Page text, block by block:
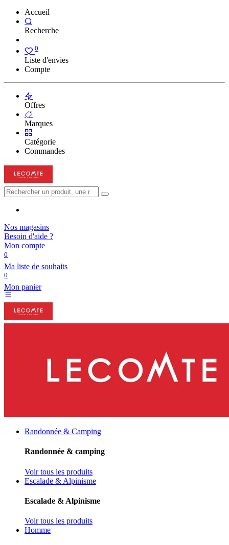
Accueil
Recherche
0
Liste d'envies
Compte
Offres
Marques
Catégorie
Commandes
Nos magasins
Besoin d'aide ?
Mon compte
0
Ma liste de souhaits
0
Mon panier
Randonnée & Camping
Randonnée & camping
Voir tous les produits
Escalade & Alpinisme
Escalade & Alpinisme
Voir tous les produits
Homme